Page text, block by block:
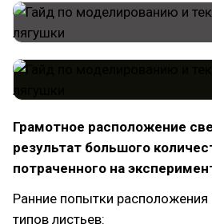
Грамотное расположение
результат большого
потраченного на
Ранние попытки
типов листьев: